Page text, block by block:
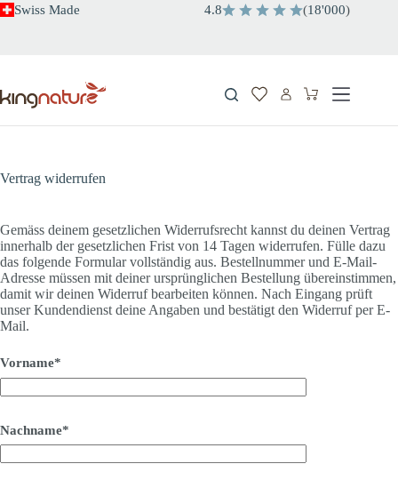
ZumSwiss Made 4.8 (18'000)
Warenkorb
Vertrag widerrufen
Gemäss deinem gesetzlichen Widerrufsrecht kannst du deinen Vertrag
innerhalb der gesetzlichen Frist von 14 Tagen widerrufen. Fülle dazu
das folgende Formular vollständig aus. Bestellnummer und E-Mail-
Adresse müssen mit deiner ursprünglichen Bestellung übereinstimmen,
damit wir deinen Widerruf bearbeiten können. Nach Eingang prüft
unser Kundendienst deine Angaben und bestätigt den Widerruf per E-
Mail.
Vorname*
Nachname*